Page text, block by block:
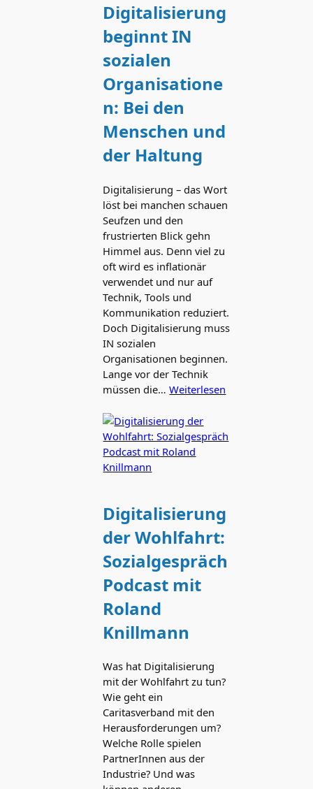
Digitalisierung
beginnt IN
sozialen
Organisatione
n: Bei den
Menschen und
der Haltung
Digitalisierung – das Wort
löst bei manchen schauen
Seufzen und den
frustrierten Blick gehn
Himmel aus. Denn viel zu
oft wird es inflationär
verwendet und nur auf
Technik, Tools und
Kommunikation reduziert.
Doch Digitalisierung muss
IN sozialen
Organisationen beginnen.
Lange vor der Technik
müssen die…Weiterlesen
Digitalisierung
der Wohlfahrt:
Sozialgespräch
Podcast mit
Roland
Knillmann
Was hat Digitalisierung
mit der Wohlfahrt zu tun?
Wie geht ein
Caritasverband mit den
Herausforderungen um?
Welche Rolle spielen
PartnerInnen aus der
Industrie? Und was